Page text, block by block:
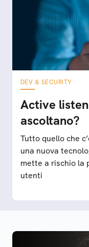
DEV & SECURITY
Active
ascoltano?
Tutto quello che
una nuova
mette a rischio la
utenti